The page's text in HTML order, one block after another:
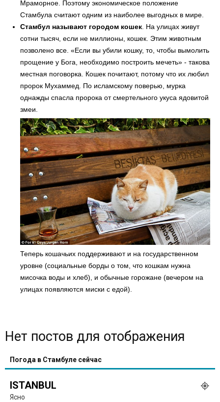
Мраморное. Поэтому экономическое положение
Стамбула считают одним из наиболее выгодных в мире.
Стамбул называют городом кошек . На улицах живут
сотни тысяч, если не миллионы, кошек. Этим животным
позволено все. «Если вы убили кошку, то, чтобы вымолить
прощение у Бога, необходимо построить мечеть» - такова
местная поговорка. Кошек почитают, потому что их любил
пророк Мухаммед. По исламскому поверью, мурка
однажды спасла пророка от смертельного укуса ядовитой
змеи.
Теперь кошачьих поддерживают и на государственном
уровне (социальные борды о том, что кошкам нужна
мисочка воды и хлеб), и обычные горожане (вечером на
улицах появляются миски с едой).
Нет постов для отображения
Погода в Стамбуле сейчас
ISTANBUL
Ясно